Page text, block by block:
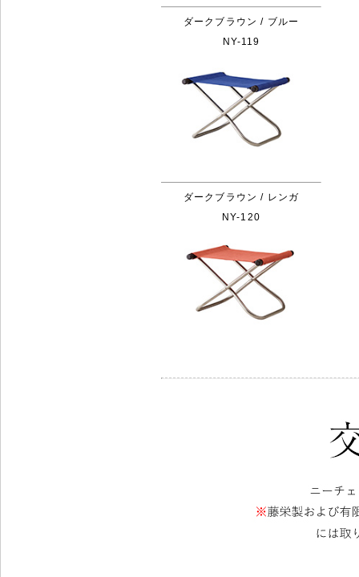
ダークブラウン / ブルー
NY-119
ダークブラウン / レンガ
NY-120